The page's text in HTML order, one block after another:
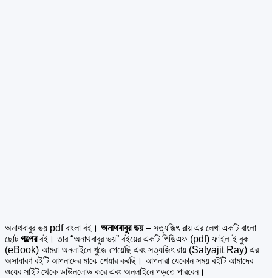
অনাথবাবুর ভয় pdf বাংলা বই। অনাথবাবুর ভয়– সত্যজিৎ রায় এর লেখা একটি বাংলা
ছোটগল্পেরবই। তার “অনাথবাবুর ভয়” বইয়ের একটি পিডিএফ (pdf) ফাইল ই বুক
(eBook) আমরা অনলাইনে খুজে পেয়েছি এবং সত্যজিৎ রায় (Satyajit Ray) এর
অসাধারণ বইটি আপনাদের মাঝে শেয়ার করছি। আপনারা যেকোন সময় বইটি আমাদের
ওয়েব সাইট থেকে ডাউনলোড করে এবং অনলাইনে পড়তে পারবেন।